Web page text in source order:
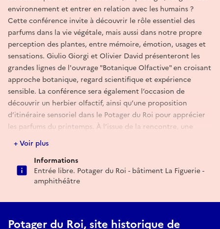
environnement et entrer en relation avec les humains ?
Cette conférence invite à découvrir le rôle essentiel des
parfums dans la vie végétale, mais aussi dans notre propre
perception des plantes, entre mémoire, émotion, usages et
sensations. Giulio Giorgi et Olivier David présenteront les
grandes lignes de l'ouvrage "Botanique Olfactive" en croisant
approche botanique, regard scientifique et expérience
sensible. La conférence sera également l’occasion de
découvrir un herbier olfactif, ainsi qu’une proposition
d’itinéraire sensoriel dans le Potager du Roi pour apprécier
les parfums du printemps. À l’issue de la rencontre, une
séance de signature du livre par Giulio Giorgi sera proposée
au public.
Dans le cadre de Rendez-vous aux jardins et des Journées
nationales de l’agriculture.
+ Voir plus
Informations
Entrée libre. Potager du Roi - bâtiment La Figuerie -
amphithéâtre
Potager du Roi, site historique de